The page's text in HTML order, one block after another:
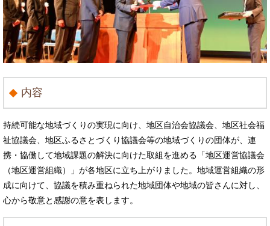
内容
持続可能な地域づくりの実現に向け、地区自治会協議会、地区社会福
祉協議会、地区ふるさとづくり協議会等の地域づくりの団体が、連
携・協働して地域課題の解決に向けた取組を進める「地区運営協議会
（地区運営組織）」が各地区に立ち上がりました。地域運営組織の形
成に向けて、協議を積み重ねられた地域団体や地域の皆さんに対し、
心から敬意と感謝の意を表します。